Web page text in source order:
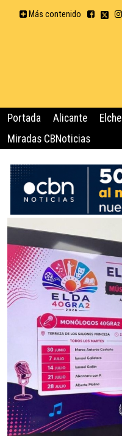
Más contenido
Portada Alicante Elche
Miradas CBNoticias